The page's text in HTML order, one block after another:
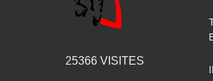
25366VISITES